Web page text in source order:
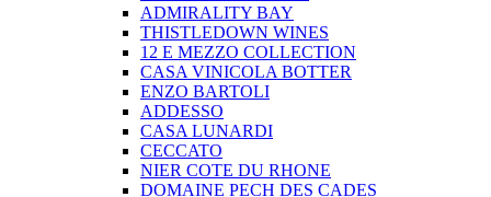
ADMIRALITY BAY
THISTLEDOWN WINES
12 E MEZZO COLLECTION
CASA VINICOLA BOTTER
ENZO BARTOLI
ADDESSO
CASA LUNARDI
CECCATO
NIER COTE DU RHONE
DOMAINE PECH DES CADES